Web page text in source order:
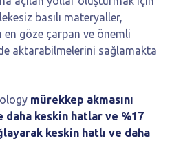
basılı materyaller,
göze çarpan ve önemli
aktarabilmelerini sağlamakta
mürekkep akmasını
daha keskin hatlar ve %17
keskin hatlı ve daha